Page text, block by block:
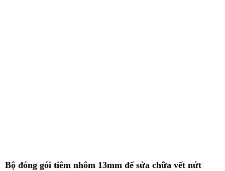
Bộ đóng gói tiêm nhôm 13mm để sửa chữa vết nứt